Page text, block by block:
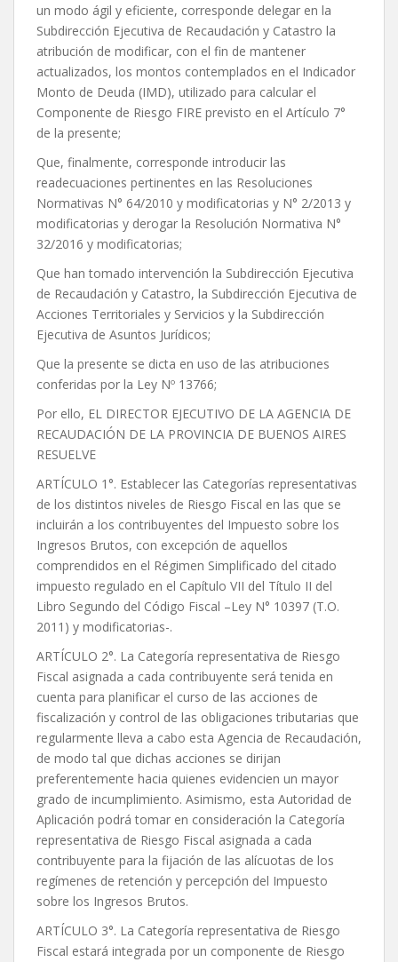
un modo ágil y eficiente, corresponde delegar en la
Subdirección Ejecutiva de Recaudación y Catastro la
atribución de modificar, con el fin de mantener
actualizados, los montos contemplados en el Indicador
Monto de Deuda (IMD), utilizado para calcular el
Componente de Riesgo FIRE previsto en el Artículo 7°
de la presente;
Que, finalmente, corresponde introducir las
readecuaciones pertinentes en las Resoluciones
Normativas N° 64/2010 y modificatorias y N° 2/2013 y
modificatorias y derogar la Resolución Normativa N°
32/2016 y modificatorias;
Que han tomado intervención la Subdirección Ejecutiva
de Recaudación y Catastro, la Subdirección Ejecutiva de
Acciones Territoriales y Servicios y la Subdirección
Ejecutiva de Asuntos Jurídicos;
Que la presente se dicta en uso de las atribuciones
conferidas por la Ley Nº 13766;
Por ello, EL DIRECTOR EJECUTIVO DE LA AGENCIA DE
RECAUDACIÓN DE LA PROVINCIA DE BUENOS AIRES
RESUELVE
ARTÍCULO 1°. Establecer las Categorías representativas
de los distintos niveles de Riesgo Fiscal en las que se
incluirán a los contribuyentes del Impuesto sobre los
Ingresos Brutos, con excepción de aquellos
comprendidos en el Régimen Simplificado del citado
impuesto regulado en el Capítulo VII del Título II del
Libro Segundo del Código Fiscal –Ley N° 10397 (T.O.
2011) y modificatorias-.
ARTÍCULO 2°. La Categoría representativa de Riesgo
Fiscal asignada a cada contribuyente será tenida en
cuenta para planificar el curso de las acciones de
fiscalización y control de las obligaciones tributarias que
regularmente lleva a cabo esta Agencia de Recaudación,
de modo tal que dichas acciones se dirijan
preferentemente hacia quienes evidencien un mayor
grado de incumplimiento. Asimismo, esta Autoridad de
Aplicación podrá tomar en consideración la Categoría
representativa de Riesgo Fiscal asignada a cada
contribuyente para la fijación de las alícuotas de los
regímenes de retención y percepción del Impuesto
sobre los Ingresos Brutos.
ARTÍCULO 3°. La Categoría representativa de Riesgo
Fiscal estará integrada por un componente de Riesgo